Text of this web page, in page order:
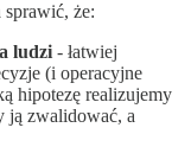
sprawić, że:
ludzi - łatwiej
(i operacyjne
hipotezę realizujemy
ją zwalidować, a